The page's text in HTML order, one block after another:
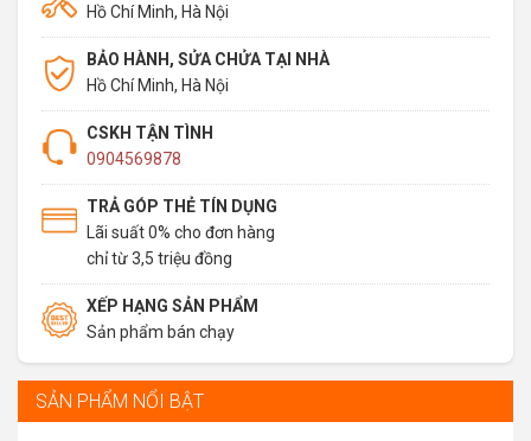
Hồ Chí Minh, Hà Nội
BẢO HÀNH, SỬA CHỬA TẠI NHÀ
Hồ Chí Minh, Hà Nội
CSKH TẬN TÌNH
0904569878
TRẢ GÓP THẺ TÍN DỤNG
Lãi suất 0% cho đơn hàng
chỉ từ 3,5 triệu đồng
XẾP HẠNG SẢN PHẨM
Sản phẩm bán chạy
SẢN PHẨM NỔI BẬT